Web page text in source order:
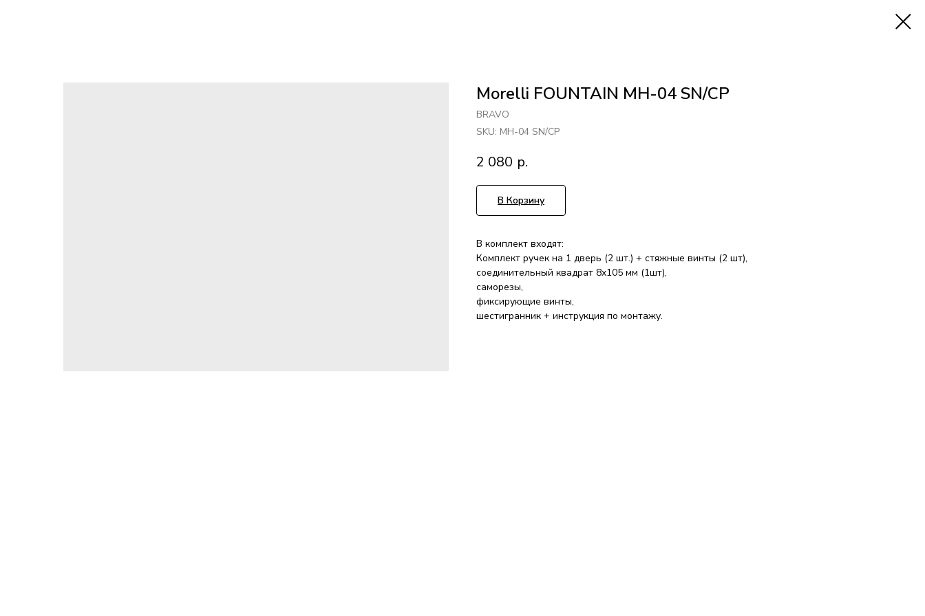
Morelli FOUNTAIN MH-04 SN/CP
BRAVO
SKU: MH-04 SN/CP
2 080 р.
В Корзину
В комплект входят:
Комплект ручек на 1 дверь (2 шт.) + стяжные винты (2 шт),
соединительный квадрат 8x105 мм (1шт),
саморезы,
фиксирующие винты,
шестигранник + инструкция по монтажу.